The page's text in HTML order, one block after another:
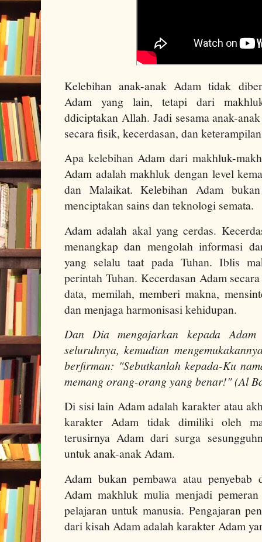
Kelebihan anak-anak Adam tidak
Adam yang lain, tetapi dari
ddiciptakan Allah. Jadi sesama anak-
secara fisik, kecerdasan, dan
Apa kelebihan Adam dari makhluk-
Adam adalah makhluk dengan level
dan Malaikat. Kelebihan Adam
menciptakan sains dan teknologi semata.
Adam adalah akal yang cerdas.
menangkap dan mengolah informasi
yang selalu taat pada Tuhan. Iblis
perintah Tuhan. Kecerdasan Adam
data, memilah, memberi makna,
dan menjaga harmonisasi kehidupan.
Dan Dia mengajarkan kepada Adam
seluruhnya, kemudian
berfirman: "Sebutkanlah kepada-Ku
memang orang-orang yang benar!" (Al
Di sisi lain Adam adalah karakter atau
karakter Adam tidak dimiliki oleh
terusirnya Adam dari surga
untuk anak-anak Adam.
Adam bukan pembawa atau penyebab
Adam makhluk mulia menjadi
pelajaran untuk manusia. Pengajaran
dari kisah Adam adalah karakter Adam